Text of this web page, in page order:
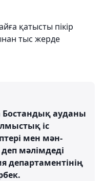
қатысты пікір
тыс жерде
ауданы
іс
мен мән-
мәлімдеді